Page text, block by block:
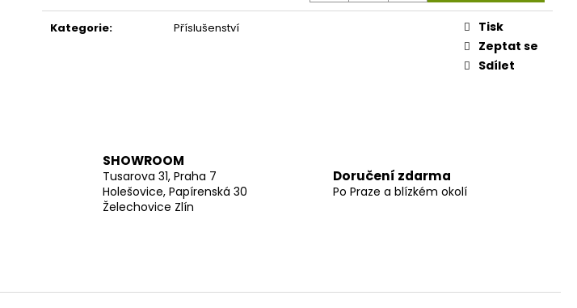
cena:
Kategorie: Příslušenství
Tisk
Zeptat se
Sdílet
SHOWROOM
Tusarova 31, Praha 7
Holešovice, Papírenská 30
Želechovice Zlín
Doručení zdarma
Po Praze a blízkém okolí